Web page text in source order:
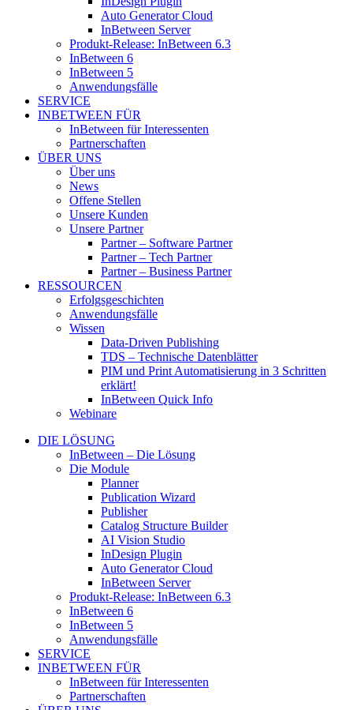
Auto Generator Cloud
InBetween Server
Produkt-Release: InBetween 6.3
InBetween 6
InBetween 5
Anwendungsfälle
SERVICE
INBETWEEN FÜR
InBetween für Interessenten
Partnerschaften
ÜBER UNS
Über uns
News
Offene Stellen
Unsere Kunden
Unsere Partner
Partner – Software Partner
Partner – Tech Partner
Partner – Business Partner
RESSOURCEN
Erfolgsgeschichten
Anwendungsfälle
Wissen
Data-Driven Publishing
TDS – Technische Datenblätter
PIM und Print Automatisierung in 3 Schritten
erklärt!
InBetween Quick Info
Webinare
DIE LÖSUNG
InBetween – Die Lösung
Die Module
Planner
Publication Wizard
Publisher
Catalog Structure Builder
AI Vision Studio
InDesign Plugin
Auto Generator Cloud
InBetween Server
Produkt-Release: InBetween 6.3
InBetween 6
InBetween 5
Anwendungsfälle
SERVICE
INBETWEEN FÜR
InBetween für Interessenten
Partnerschaften